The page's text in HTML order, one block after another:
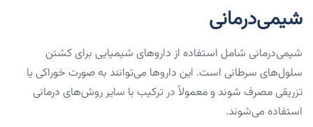
شیمی‌درمانی
شیمی‌درمانی شامل استفاده از داروهای شیمیایی برای کشتن
سلول‌های سرطانی است. این داروها می‌توانند به صورت خوراکی یا
تزریقی مصرف شوند و معمولاً در ترکیب با سایر روش‌های درمانی
استفاده می‌شوند.